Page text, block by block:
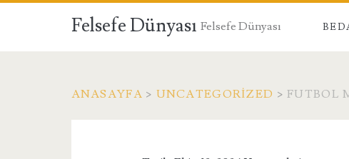
Felsefe Dünyası Felsefe Dünyası
ANASAYFA > UNCATEGORIZED >FUTBOL